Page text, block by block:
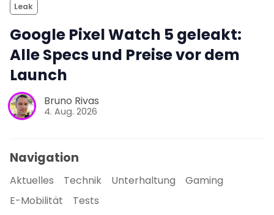
Leak
Google Pixel Watch 5 geleakt:
Alle Specs und Preise vor dem
Launch
Bruno Rivas
4. Aug. 2026
Navigation
Aktuelles Technik Unterhaltung
Gaming
E-Mobilität
Tests